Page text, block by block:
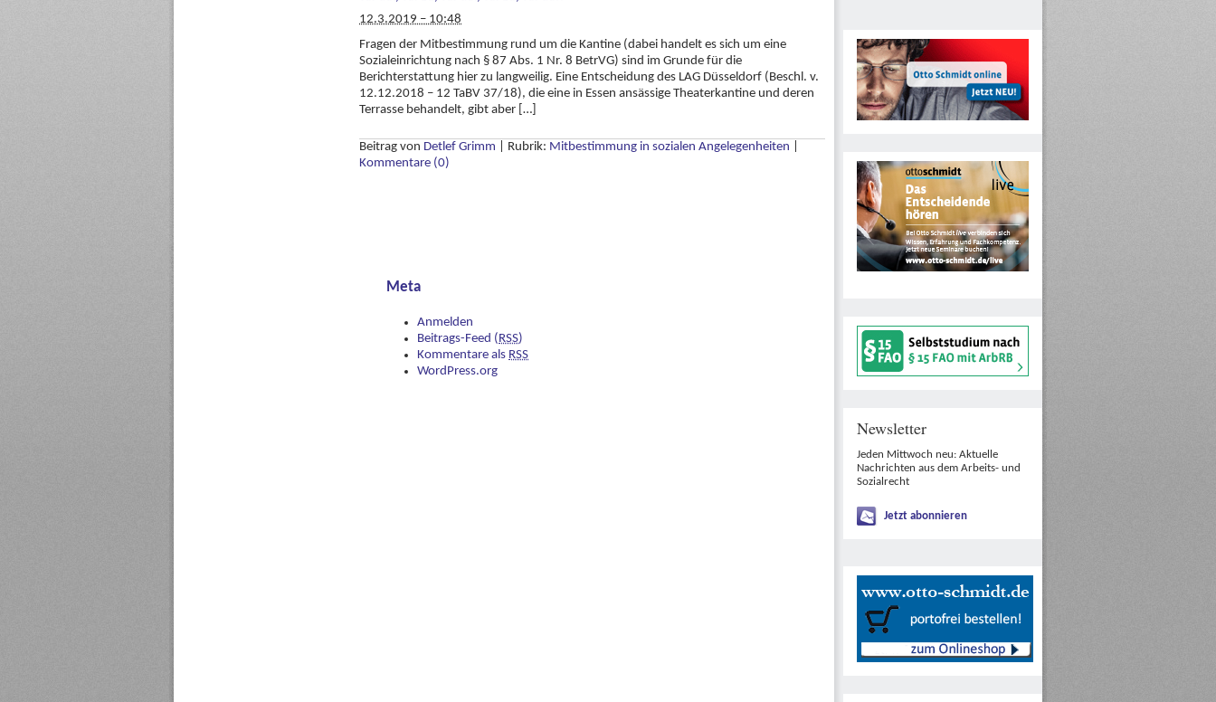
12.3.2019 – 10:48
Fragen der Mitbestimmung rund um die Kantine (dabei handelt es sich um eine
Sozialeinrichtung nach § 87 Abs. 1 Nr. 8 BetrVG) sind im Grunde für die
Berichterstattung hier zu langweilig. Eine Entscheidung des LAG Düsseldorf (Beschl. v.
12.12.2018 – 12 TaBV 37/18), die eine in Essen ansässige Theaterkantine und deren
Terrasse behandelt, gibt aber […]
Beitrag von Detlef Grimm Rubrik: Mitbestimmung in sozialen Angelegenheiten
Kommentare (0)
Meta
Anmelden
Beitrags-Feed ( RSS)
Kommentare als RSS
WordPress.org
Newsletter
Jeden Mittwoch neu: Aktuelle
Nachrichten aus dem Arbeits- und
Sozialrecht
Jetzt abonnieren